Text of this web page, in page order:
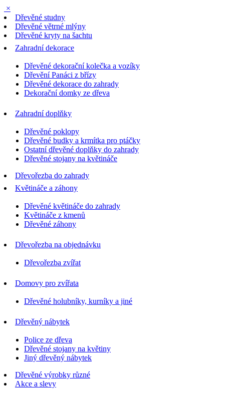
×
Dřevěné studny
Dřevěné větrné mlýny
Dřevěné kryty na šachtu
Zahradní dekorace
Dřevěné dekorační kolečka a vozíky
Dřevění Panáci z břízy
Dřevěné dekorace do zahrady
Dekorační domky ze dřeva
Zahradní doplňky
Dřevěné poklopy
Dřevěné budky a krmítka pro ptáčky
Ostatní dřevěné doplňky do zahrady
Dřevěné stojany na květináče
Dřevořezba do zahrady
Květináče a záhony
Dřevěné květináče do zahrady
Květináče z kmenů
Dřevěné záhony
Dřevořezba na objednávku
Dřevořezba zvířat
Domovy pro zvířata
Dřevěné holubníky, kurníky a jiné
Dřevěný nábytek
Police ze dřeva
Dřevěné stojany na květiny
Jiný dřevěný nábytek
Dřevěné výrobky různé
Akce a slevy